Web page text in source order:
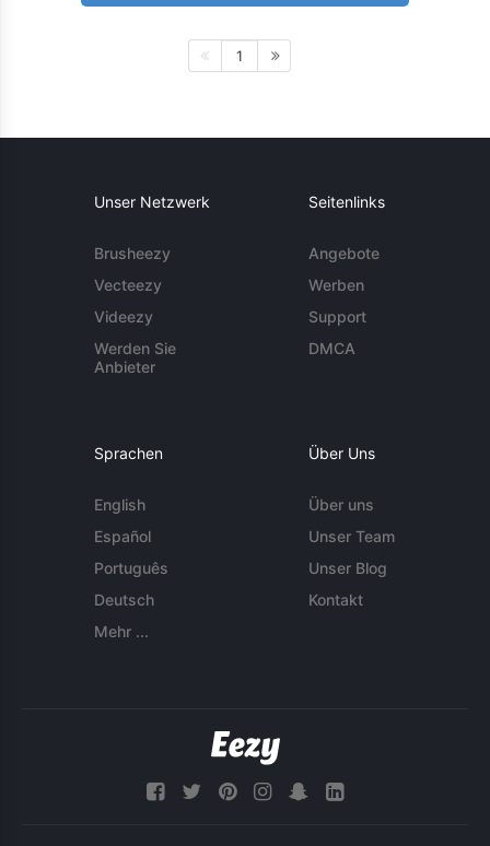
1
Unser Netzwerk
Brusheezy
Vecteezy
Videezy
Werden Sie
Anbieter
Seitenlinks
Angebote
Werben
Support
DMCA
Sprachen
English
Español
Português
Deutsch
Mehr ...
Über Uns
Über uns
Unser Team
Unser Blog
Kontakt